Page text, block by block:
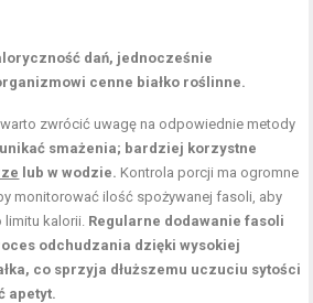
dań, jednocześnie
cenne białko roślinne.
zwrócić uwagę na odpowiednie metody
smażenia; bardziej korzystne
lub w wodzie. Kontrola porcji ma ogromne
monitorować ilość spożywanej fasoli, aby
kalorii. Regularne dodawanie fasoli
odchudzania dzięki wysokiej
co sprzyja dłuższemu uczuciu sytości
apetyt.